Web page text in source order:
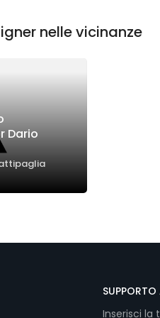
nelle vicinanze
Dario
SUPPORTO
Inserisci la